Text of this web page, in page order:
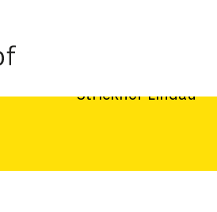
jetzt
Strickhof Lindau